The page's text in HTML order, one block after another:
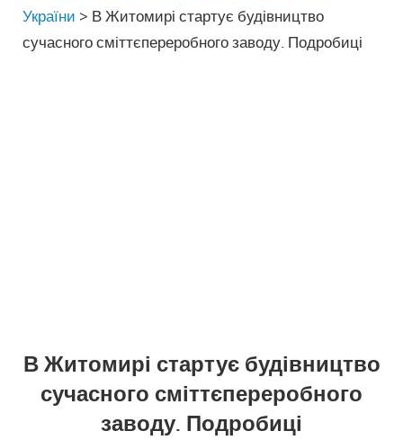
України > В Житомирі стартує будівництво
сучасного сміттєпереробного заводу. Подробиці
В Житомирі стартує будівництво
сучасного сміттєпереробного
заводу. Подробиці